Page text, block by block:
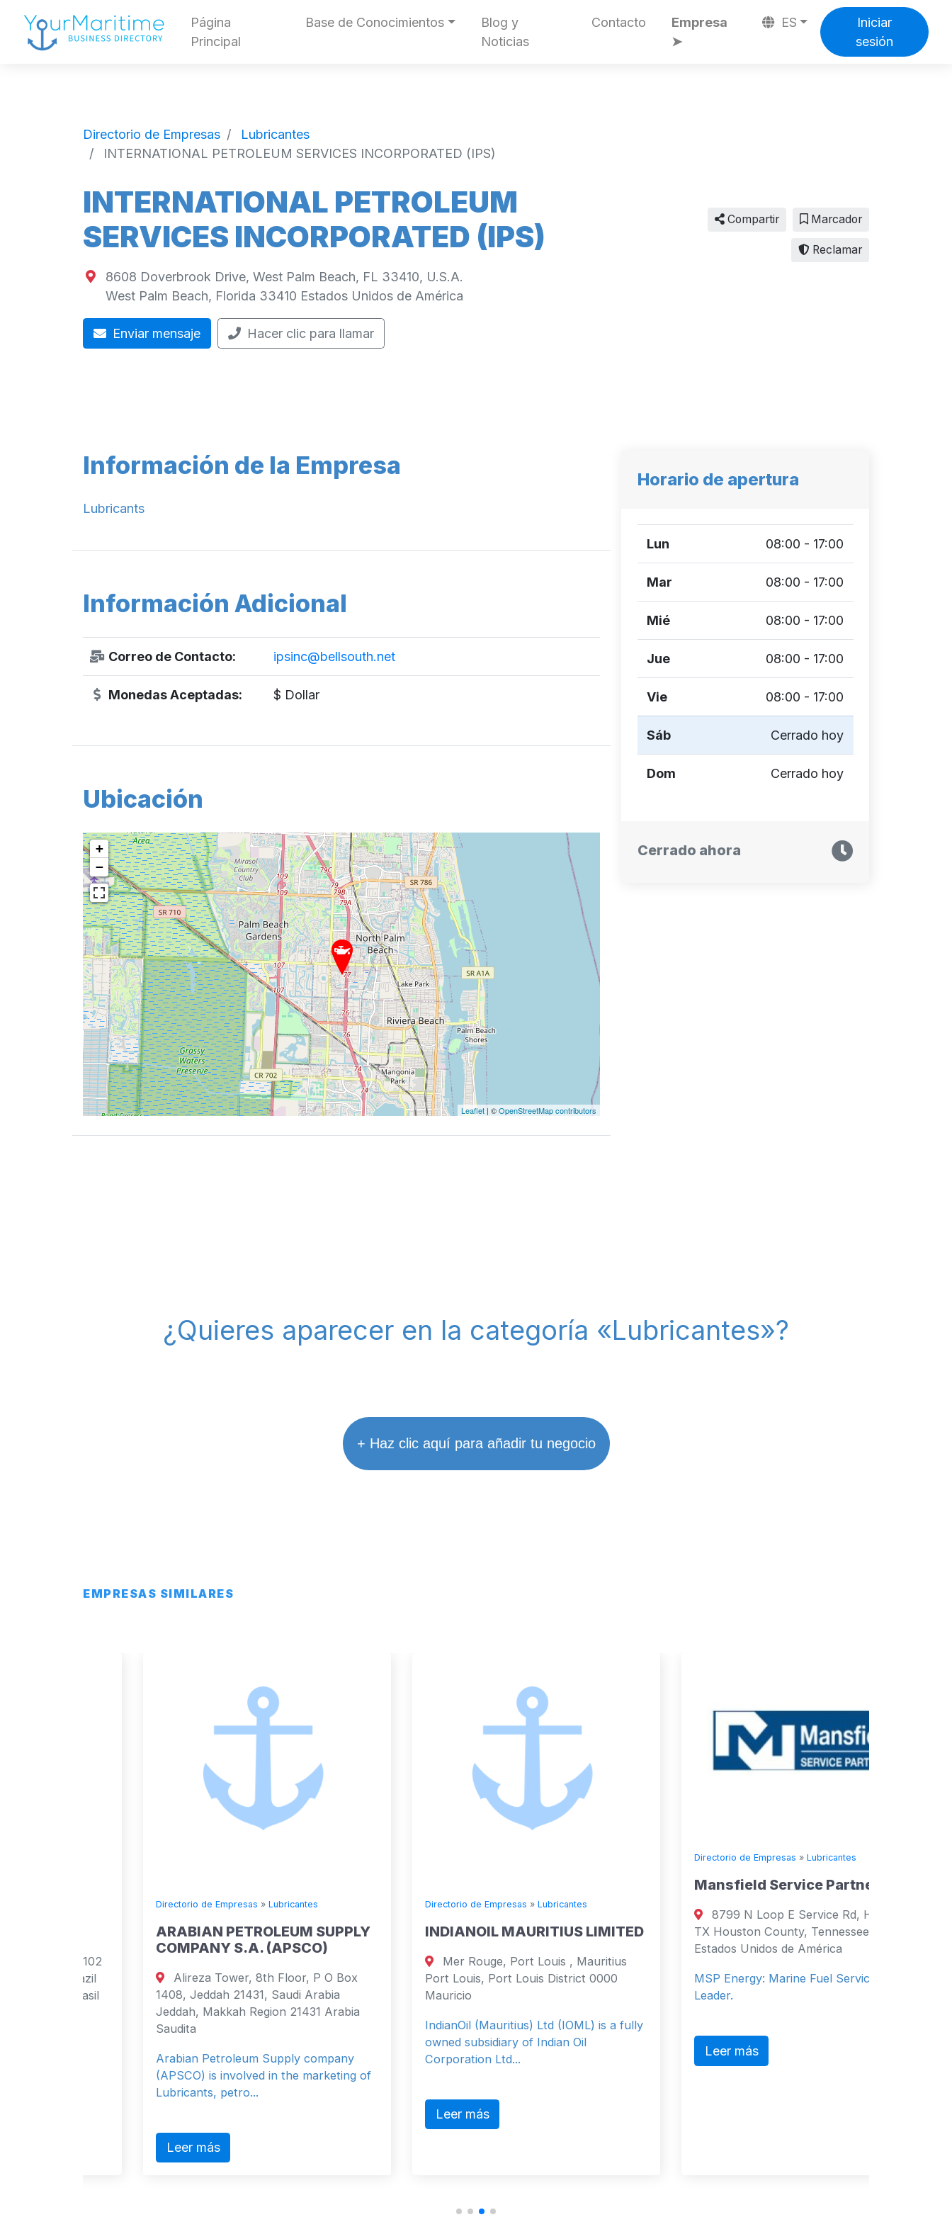
Página
Principal
Base de Conocimientos
Blog y
Noticias
Contacto
Empresa
➤
ES
Iniciar
sesión
Directorio de Empresas
Lubricantes
INTERNATIONAL PETROLEUM SERVICES INCORPORATED (IPS)
INTERNATIONAL PETROLEUM
SERVICES INCORPORATED (IPS)
8608 Doverbrook Drive, West Palm Beach, FL 33410, U.S.A.
West Palm Beach, Florida 33410 Estados Unidos de América
Enviar mensaje Hacer clic para llamar
Compartir Marcador
Reclamar
Información de la Empresa
Lubricants
Información Adicional
Correo de Contacto: ipsinc@bellsouth.net
Monedas Aceptadas: $ Dollar
Ubicación
+
−
Leaflet | ©OpenStreetMap contributors
Horario de apertura
Lun 08:00 - 17:00
Mar 08:00 - 17:00
Mié 08:00 - 17:00
Jue 08:00 - 17:00
Vie 08:00 - 17:00
Sáb Cerrado hoy
Dom Cerrado hoy
Cerrado ahora
¿Quieres aparecer en la categoría «Lubricantes»?
+ Haz clic aquí para añadir tu negocio
EMPRESAS SIMILARES
Directorio de Empresas »Lubricantes
ARABIAN PETROLEUM SUPPLY
COMPANY S.A. (APSCO)
Alireza Tower, 8th Floor, P O Box
1408, Jeddah 21431, Saudi Arabia
Jeddah, Makkah Region 21431 Arabia
Arabian Petroleum Supply company
(APSCO) is involved in the marketing of
Lubricants, petro...
Directorio de Empresas »Lubricantes
INDIANOIL MAURITIUS LIMITED
Mer Rouge, Port Louis , Mauritius
Port Louis, Port Louis District 0000
IndianOil (Mauritius) Ltd (IOML) is a fully
owned subsidiary of Indian Oil
Corporation Ltd...
Directorio de Empresas »Lubricantes
Mansfield Service Partners
8799 N Loop E Service Rd, Houston,
TX Houston County, Tennessee 77029
Estados Unidos de América
MSP Energy: Marine Fuel Services